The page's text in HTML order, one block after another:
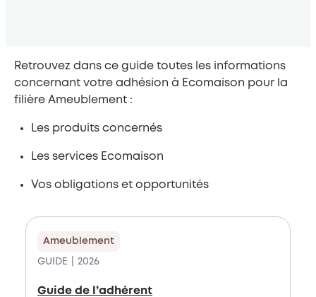
Retrouvez dans ce guide toutes les informations
concernant votre adhésion à Ecomaison pour la
filière Ameublement :
Les produits concernés
Les services Ecomaison
Vos obligations et opportunités
Ameublement
GUIDE 2026
Guide de l’adhérent